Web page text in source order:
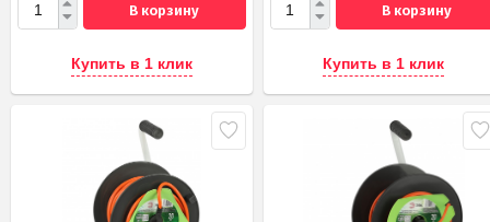
В корзину
Купить в 1 клик
В корзину
Купить в 1 клик